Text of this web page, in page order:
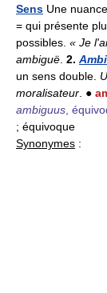
Sens Une
= qui présente
possibles. « Je
ambiguë. 2.
un sens double.
moralisateur. ●
ambiguus,
; équivoque
Synonymes :